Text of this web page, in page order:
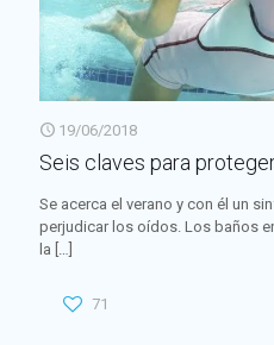
19/06/2018
Seis claves para
Se acerca el verano y con él un
perjudicar los oídos. Los baños
la […]
71